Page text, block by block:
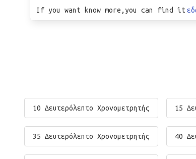
If you want know more,you can find it
10 Δευτερόλεπτο Χρονομετρητής 15
35 Δευτερόλεπτο Χρονομετρητής 40